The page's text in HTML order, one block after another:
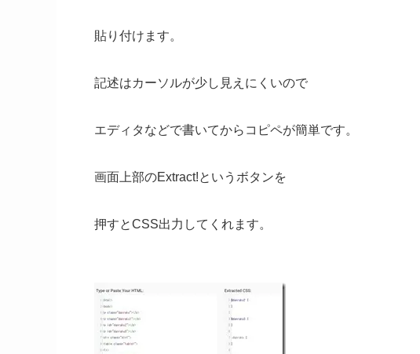
貼り付けます。
記述はカーソルが少し見えにくいので
エディタなどで書いてからコピペが簡単です。
画面上部のExtract!というボタンを
押すとCSS出力してくれます。